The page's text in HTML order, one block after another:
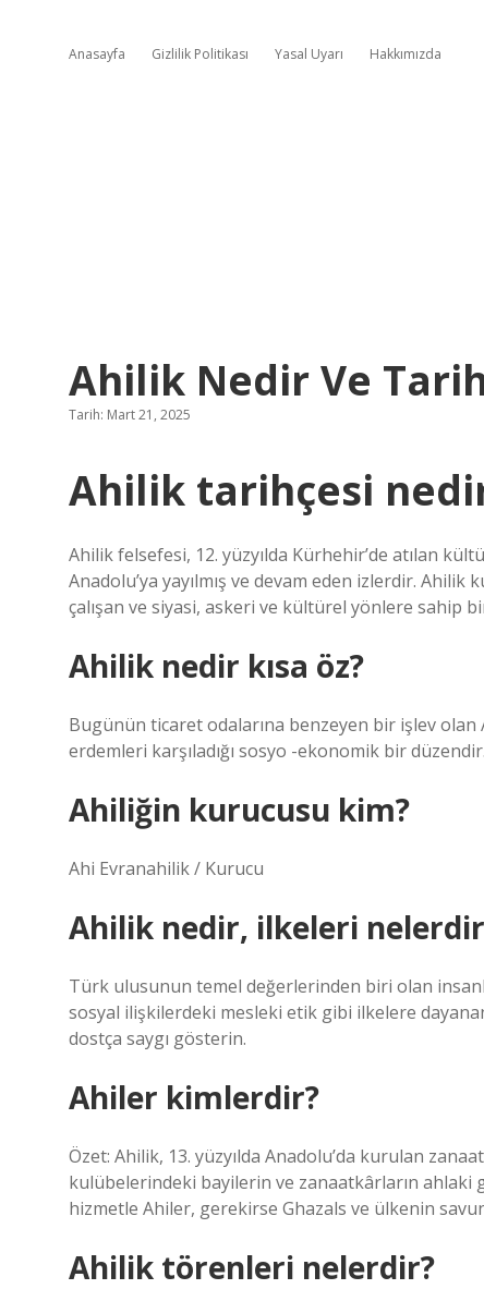
Anasayfa Gizlilik Politikası Yasal Uyarı Hakkımızda
Ahilik Nedir Ve
Tarih: Mart 21, 2025
Ahilik tarihçesi
Ahilik felsefesi, 12. yüzyılda Kürhehir’de atılan
Anadolu’ya yayılmış ve devam eden izlerdir.
çalışan ve siyasi, askeri ve kültürel yönlere sahip
Ahilik nedir kısa öz?
Bugünün ticaret odalarına benzeyen bir işlev
erdemleri karşıladığı sosyo -ekonomik bir düzendir.
Ahiliğin kurucusu kim?
Ahi Evranahilik / Kurucu
Ahilik nedir, ilkeleri
Türk ulusunun temel değerlerinden biri olan
sosyal ilişkilerdeki mesleki etik gibi ilkelere
dostça saygı gösterin.
Ahiler kimlerdir?
Özet: Ahilik, 13. yüzyılda Anadolu’da kurulan
kulübelerindeki bayilerin ve zanaatkârların ahlaki
hizmetle Ahiler, gerekirse Ghazals ve ülkenin
Ahilik törenleri nelerdir?